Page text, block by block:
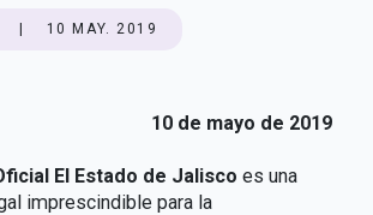
10 MAY. 2019
10 de mayo de 2019
El Estado de Jalisco es una
imprescindible para la